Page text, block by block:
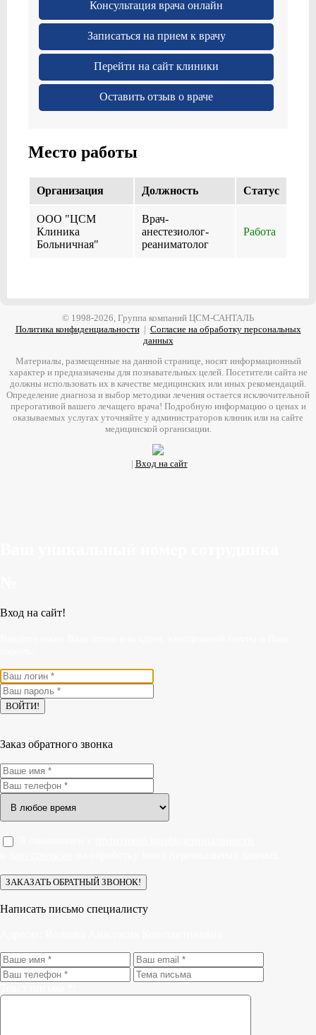
Консультация врача онлайн
Записаться на прием к врачу
Перейти на сайт клиники
Оставить отзыв о враче
Место работы
Организация Должность Cтатус
ООО "ЦСМ
Клиника
Больничная"
Врач-
анестезиолог-
реаниматолог
Работа
© 1998-2026, Группа компаний ЦСМ-САНТАЛЬ
Политика конфиденциальности| Согласие на обработку персональных
данных
Материалы, размещенные на данной странице, носят информационный
характер и предназначены для познавательных целей. Посетители сайта не
должны использовать их в качестве медицинских или иных рекомендаций.
Определение диагноза и выбор методики лечения остается исключительной
прерогативой вашего лечащего врача! Подробную информацию о ценах и
оказываемых услугах уточняйте у администраторов клиник или на сайте
медицинской организации.
| Вход на сайт
Вход на сайт!
Заказ обратного звонка
Написать письмо специалисту